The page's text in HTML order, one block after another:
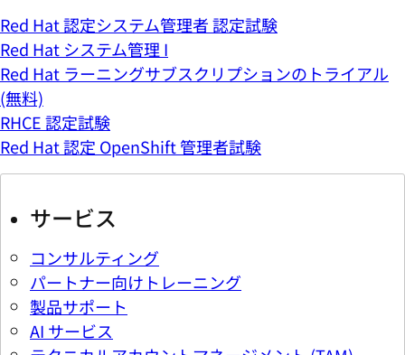
Red Hat システム管理 I
Red Hat ラーニングサブスクリプションのトライアル
(無料)
RHCE 認定試験
Red Hat 認定 OpenShift 管理者試験
サービス
パートナー向けトレーニング
製品サポート
AI サービス
テクニカルアカウントマネージメント (TAM)